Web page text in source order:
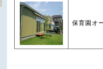
保育園オ